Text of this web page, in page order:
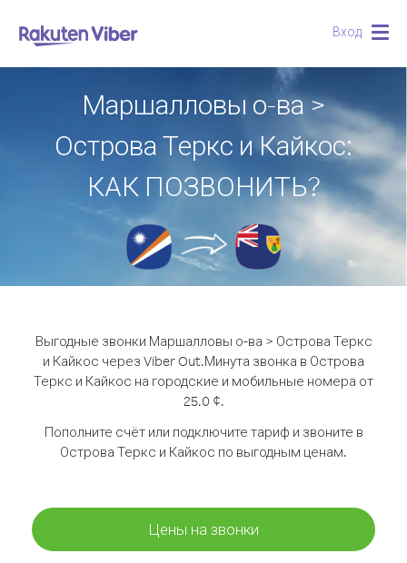
Вход
Маршалловы о-ва >
Острова Теркс и Кайкос:
КАК ПОЗВОНИТЬ?
Выгодные звонки Маршалловы о-ва > Острова Теркс
и Кайкос через Viber Out.Минута звонка в Острова
Теркс и Кайкос на городские и мобильные номера от
25.0 ¢.
Пополните счёт или подключите тариф и звоните в
Острова Теркс и Кайкос по выгодным ценам.
Цены на звонки